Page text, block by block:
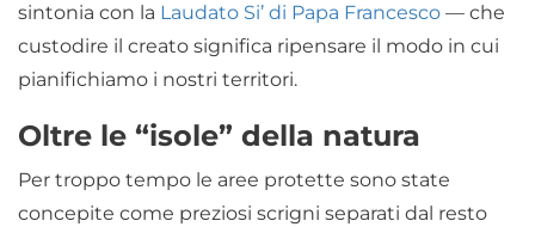
sintonia con la Laudato Si’ di Papa Francesco — che
custodire il creato significa ripensare il modo in cui
pianifichiamo i nostri territori.
Oltre le “isole” della natura
Per troppo tempo le aree protette sono state
concepite come preziosi scrigni separati dal resto